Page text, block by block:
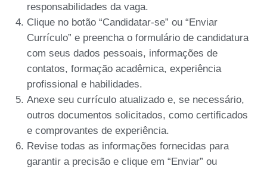
responsabilidades da vaga.
Clique no botão “Candidatar-se” ou “Enviar
Currículo” e preencha o formulário de candidatura
com seus dados pessoais, informações de
contatos, formação acadêmica, experiência
profissional e habilidades.
Anexe seu currículo atualizado e, se necessário,
outros documentos solicitados, como certificados
e comprovantes de experiência.
Revise todas as informações fornecidas para
garantir a precisão e clique em “Enviar” ou